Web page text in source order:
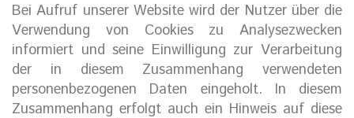
Bei Aufruf unserer Website wird der Nutzer über die
Verwendung von Cookies zu Analysezwecken
informiert und seine Einwilligung zur Verarbeitung
der in diesem Zusammenhang verwendeten
personenbezogenen Daten eingeholt. In diesem
Zusammenhang erfolgt auch ein Hinweis auf diese